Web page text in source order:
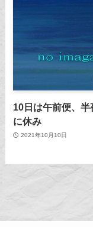
10日は午前便、半
に休み
2021年10月10日